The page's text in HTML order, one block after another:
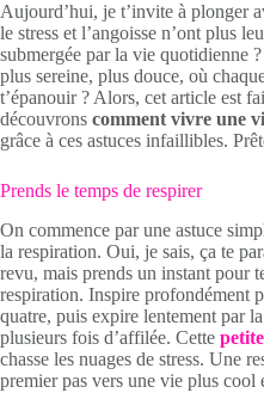
Aujourd’hui, je t’invite à plonger
le stress et l’angoisse n’ont plus
submergée par la vie quotidienne
plus sereine, plus douce, où
t’épanouir ? Alors, cet article est
découvrons comment vivre une
grâce à ces astuces infaillibles.
Prends le temps de respirer
On commence par une astuce
la respiration. Oui, je sais, ça te
revu, mais prends un instant pour
respiration. Inspire profondément
quatre, puis expire lentement par
plusieurs fois d’affilée. Cette
chasse les nuages de stress. Une
premier pas vers une vie plus cool